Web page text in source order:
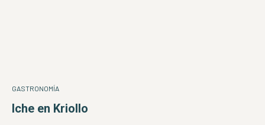
GASTRONOMÍA
Iche en Kriollo